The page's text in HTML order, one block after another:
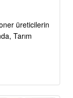
üreticilerin
Tarım